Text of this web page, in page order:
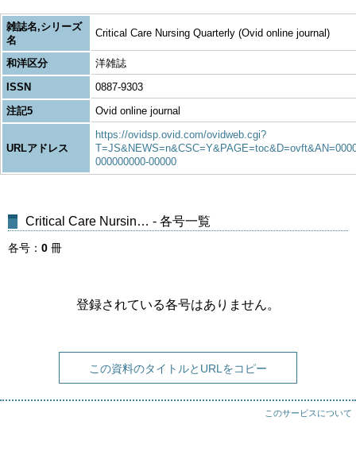
雑誌名,シリーズ
名
Critical Care Nursing Quarterly (Ovid online journal)
和洋区分
洋雑誌
ISSN
0887-9303
注記5
Ovid online journal
URLアドレス
https://ovidsp.ovid.com/ovidweb.cgi?
000000000-00000
Critical Care Nursin… - 各号一覧
各号 0 冊
登録されている各号はありません。
この資料のタイトルとURLをコピー
このサービスについて